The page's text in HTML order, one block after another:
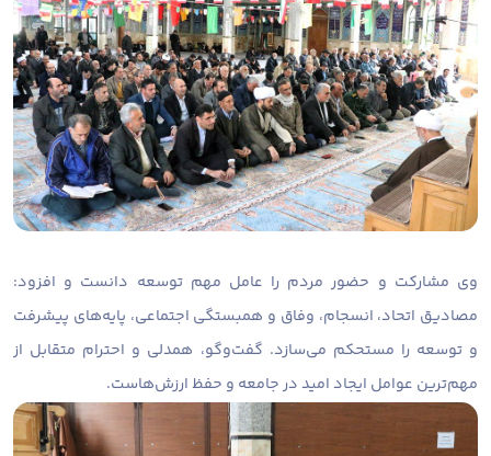
وی مشارکت و حضور مردم را عامل مهم توسعه دانست و افزود:
مصادیق اتحاد، انسجام، وفاق و همبستگی اجتماعی، پایه‌های پیشرفت
و توسعه را مستحکم می‌سازد. گفت‌وگو، همدلی و احترام متقابل از
مهم‌ترین عوامل ایجاد امید در جامعه و حفظ ارزش‌هاست.